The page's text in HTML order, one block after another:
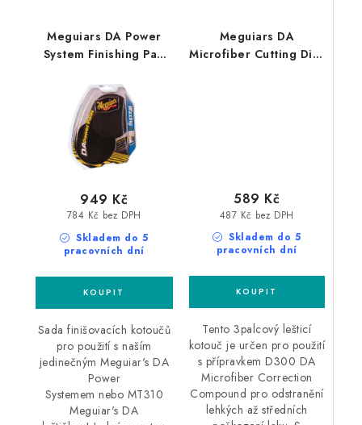
Meguiars DA Power
System Finishing Pad
voskovacích kotoučů
Skladem do 5
pracovních dní
784 Kč bez DPH
949 Kč
Sada finišovacích kotoučů
pro použití s naším
jedinečným Meguiar's DA
Power
Systemem nebo MT310
Meguiar's DA
Meguiars DA
Microfiber Cutting Disc
Skladem do 5
pracovních dní
487 Kč bez DPH
589 Kč
Tento 3palcový lešticí
kotouč je určen pro použití
s přípravkem D300 DA
Microfiber Correction
Compound pro odstranění
lehkých až středních